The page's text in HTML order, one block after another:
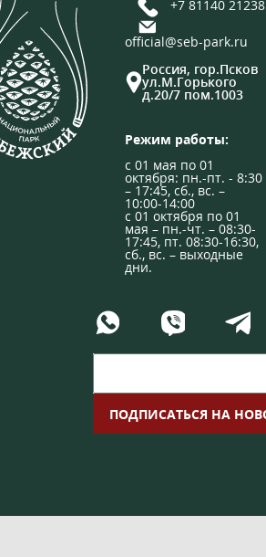
+7 81140 21238
official@seb-park.ru
Россия, гор.Псков
ул.М.Горького
д.20/7 пом.1003
Режим работы:
с 01 мая по 01
октября: пн.-пт. - 8:30
– 17:45, сб., вс. –
10:00-14:00
с 01 октября по 01
мая – пн.-чт. – 08:30-
17:45, пт. 08:30-16:30,
сб., вс. – выходные
дни.